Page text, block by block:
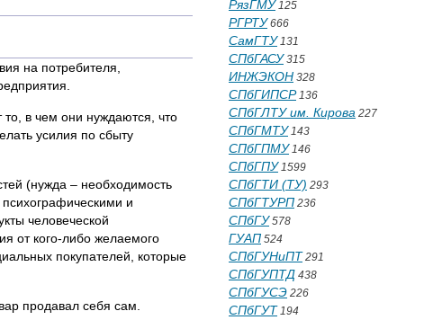
на потребителя,
в чем они нуждаются, что
усилия по сбыту
(нужда – необходимость
и
человеческой
от кого-либо желаемого
покупателей, которые
продавал себя сам.
РязГМУ125
РГРТУ666
СамГТУ131
СПбГАСУ315
ИНЖЭКОН 328
СПбГИПСР136
СПбГЛТУ им. Кирова 227
СПбГМТУ143
СПбГПМУ146
СПбГПУ1599
СПбГТИ (ТУ) 293
СПбГТУРП 236
СПбГУ578
ГУАП 524
СПбГУНиПТ 291
СПбГУПТД 438
СПбГУСЭ 226
СПбГУТ 194